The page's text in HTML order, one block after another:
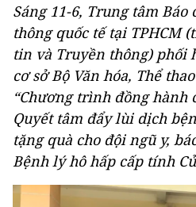
Sáng 11-6, Trung tâm
thông quốc tế tại TPHCM
tin và Truyền thông) phối
cơ sở Bộ Văn hóa, Thể
“Chương trình đồng hành
Quyết tâm đẩy lùi dịch
tặng quà cho đội ngũ y,
Bệnh lý hô hấp cấp tính